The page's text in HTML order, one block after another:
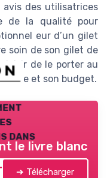
avis des utilisatrices
de la qualité pour
eur d’un gilet
soin de son gilet de
de le porter au
et son budget.
dans
le livre blanc
➔ Télécharger